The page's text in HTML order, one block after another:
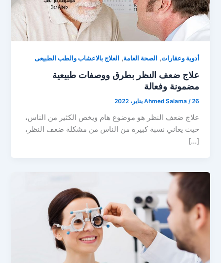
أدوية وعقارات, الصحة العامة, العلاج بالاعشاب والطب الطبيعى
علاج ضعف النظر بطرق ووصفات طبيعية
مضمونة وفعالة
Ahmed Salama /26 يناير، 2022
علاج ضعف النظر هو موضوع هام ويخص الكثير من الناس،
حيث يعاني نسبة كبيرة من الناس من مشكلة ضعف النظر،
[…]